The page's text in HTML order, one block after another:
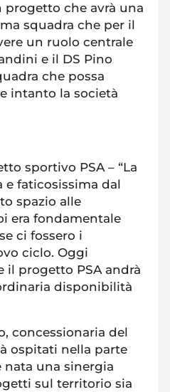
che avrà una
squadra che per il
un ruolo centrale
e il DS Pino
che possa
intanto la società
sportivo PSA – “La
e faticosissima dal
spazio alle
era fondamentale
ci fossero i
ciclo. Oggi
il progetto PSA andrà
disponibilità
concessionaria del
ospitati nella parte
nata una sinergia
sul territorio sia